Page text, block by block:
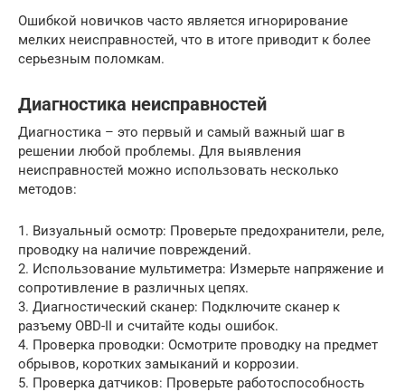
Ошибкой новичков часто является игнорирование
мелких неисправностей, что в итоге приводит к более
серьезным поломкам.
Диагностика неисправностей
Диагностика – это первый и самый важный шаг в
решении любой проблемы. Для выявления
неисправностей можно использовать несколько
методов:
1. Визуальный осмотр: Проверьте предохранители, реле,
проводку на наличие повреждений.
2. Использование мультиметра: Измерьте напряжение и
сопротивление в различных цепях.
3. Диагностический сканер: Подключите сканер к
разъему OBD-II и считайте коды ошибок.
4. Проверка проводки: Осмотрите проводку на предмет
обрывов, коротких замыканий и коррозии.
5. Проверка датчиков: Проверьте работоспособность